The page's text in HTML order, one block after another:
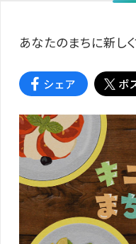
あなたのまちに新し